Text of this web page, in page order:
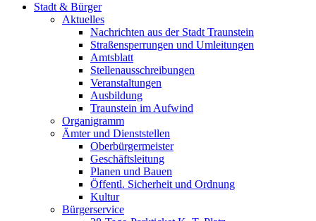
Stadt & Bürger
Aktuelles
Nachrichten aus der Stadt Traunstein
Straßensperrungen und Umleitungen
Amtsblatt
Stellenausschreibungen
Veranstaltungen
Ausbildung
Traunstein im Aufwind
Organigramm
Ämter und Dienststellen
Oberbürgermeister
Geschäftsleitung
Planen und Bauen
Öffentl. Sicherheit und Ordnung
Kultur
Bürgerservice